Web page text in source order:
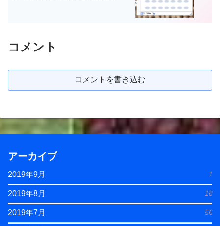
コメント
コメントを書き込む
アーカイブ
2019年9月 1
2019年8月 18
2019年7月 56